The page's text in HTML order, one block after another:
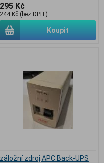
295 Kč
244 Kč (bez DPH:)
Koupit
záložní zdroj APC Back-UPS